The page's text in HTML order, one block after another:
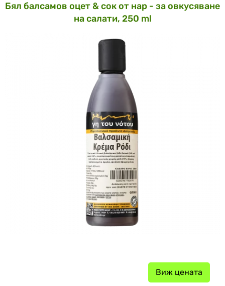
Бял балсамов оцет & сок от нар - за овкусяване
на салати, 250 ml
Виж цената